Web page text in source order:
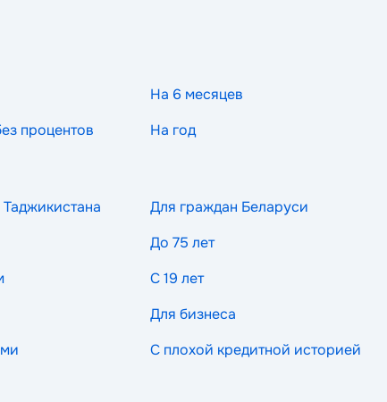
На 6 месяцев
процентов На год
Для граждан Беларуси
До 75 лет
С 19 лет
Для бизнеса
С плохой кредитной историей